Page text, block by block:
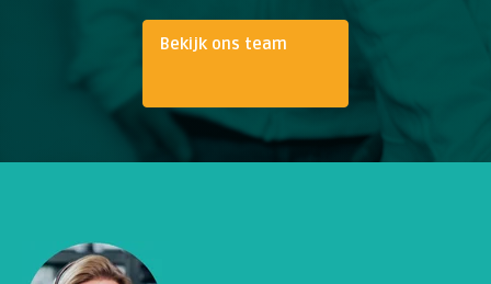
Bekijk ons team